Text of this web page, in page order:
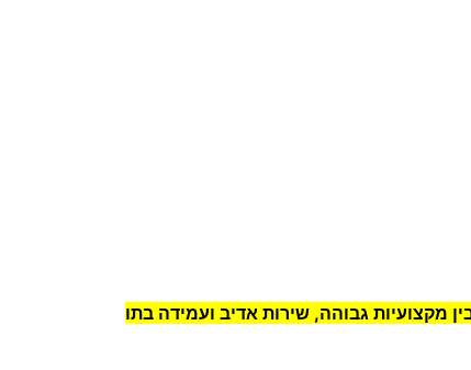
מקצועיות גבוהה, שירות אדיב ועמידה בתו